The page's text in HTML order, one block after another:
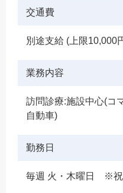
交通費
別途支給 (上限10,000
業務内容
訪問診療:施設中心(コ
自動車)
勤務日
毎週 火・木曜日 ※祝